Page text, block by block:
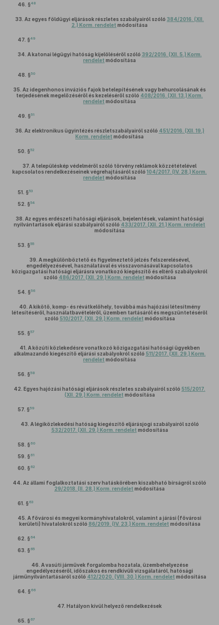
46. §48
33. Az egyes földügyi eljárások részletes szabályairól szóló 384/2016. (XII.
2.) Korm. rendelet módosítása
47. §49
34. A katonai légügyi hatóság kijelöléséről szóló 392/2016. (XII. 5.) Korm.
rendelet módosítása
48. §50
35. Az idegenhonos inváziós fajok betelepítésének vagy behurcolásának és
terjedésének megelőzéséről és kezeléséről szóló 408/2016. (XII. 13.) Korm.
rendelet módosítása
49. §51
36. Az elektronikus ügyintézés részletszabályairól szóló 451/2016. (XII. 19.)
Korm. rendelet módosítása
50. §52
37. A településkép védelméről szóló törvény reklámok közzétételével
kapcsolatos rendelkezéseinek végrehajtásáról szóló 104/2017. (IV. 28.) Korm.
rendelet módosítása
51. §53
52. §54
38. Az egyes erdészeti hatósági eljárások, bejelentések, valamint hatósági
nyilvántartások eljárási szabályairól szóló 433/2017. (XII. 21.) Korm. rendelet
módosítása
53. §55
39. A megkülönböztető és figyelmeztető jelzés felszerelésével,
engedélyezésével, használatával és visszavonásával kapcsolatos
közigazgatási hatósági eljárásra vonatkozó kiegészítő és eltérő szabályokról
szóló 486/2017. (XII. 29.) Korm. rendelet módosítása
54. §56
40. A kikötő, komp- és révátkelőhely, továbbá más hajózási létesítmény
létesítéséről, használatbavételéről, üzemben tartásáról és megszüntetéséről
szóló 510/2017. (XII. 29.) Korm. rendelet módosítása
55. §57
41. A közúti közlekedésre vonatkozó közigazgatási hatósági ügyekben
alkalmazandó kiegészítő eljárási szabályokról szóló 511/2017. (XII. 29.) Korm.
rendelet módosítása
56. §58
42. Egyes hajózási hatósági eljárások részletes szabályairól szóló 515/2017.
(XII. 29.) Korm. rendelet módosítása
57. §59
43. A légiközlekedési hatóság kiegészítő eljárásjogi szabályairól szóló
532/2017. (XII. 29.) Korm. rendelet módosítása
58. § 60
59. § 61
60. § 62
44. Az állami foglalkoztatási szerv hatáskörében kiszabható bírságról szóló
29/2018. (II. 28.) Korm. rendelet módosítása
61. § 63
45. A fővárosi és megyei kormányhivatalokról, valamint a járási (fővárosi
kerületi) hivatalokról szóló 86/2019. (IV. 23.) Korm. rendelet módosítása
62. § 64
63. § 65
46. A vasúti járművek forgalomba hozatala, üzembehelyezése
engedélyezéséről, időszakos és rendkívüli vizsgálatáról, hatósági
járműnyilvántartásáról szóló 412/2020. (VIII. 30.) Korm. rendelet módosítása
64. § 66
47. Hatályon kívül helyező rendelkezések
65. § 67